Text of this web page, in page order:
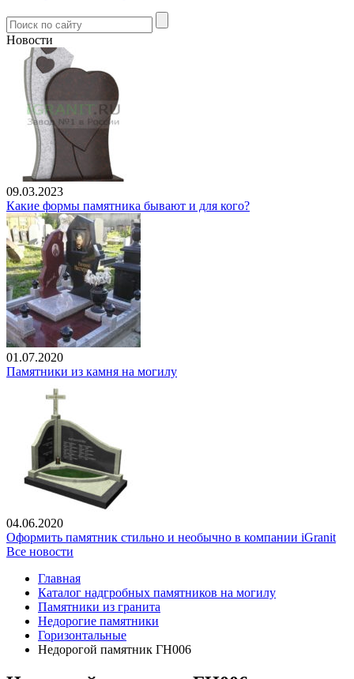
Новости
09.03.2023
Какие формы памятника бывают и для кого?
01.07.2020
Памятники из камня на могилу
04.06.2020
Оформить памятник стильно и необычно в компании iGranit
Все новости
Главная
Каталог надгробных памятников на могилу
Памятники из гранита
Недорогие памятники
Горизонтальные
Недорогой памятник ГН006